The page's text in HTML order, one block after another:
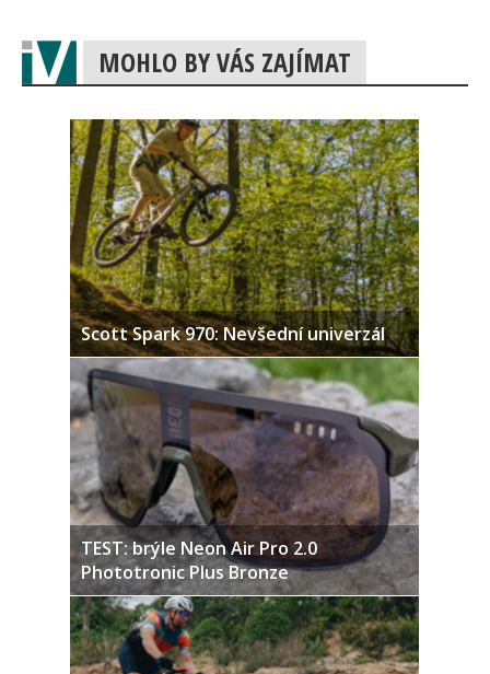
MOHLO BY VÁS ZAJÍMAT
Scott Spark 970: Nevšední univerzál
TEST: brýle Neon Air Pro 2.0
Phototronic Plus Bronze